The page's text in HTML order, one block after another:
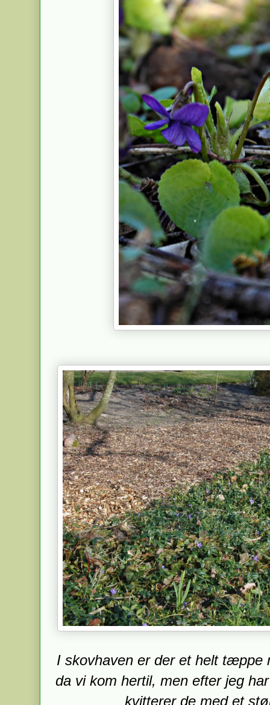
I skovhaven er der et helt tæppe
da vi kom hertil, men efter jeg
kvitterer de med et